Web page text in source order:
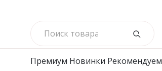
Премиум Новинки Рекомендуем